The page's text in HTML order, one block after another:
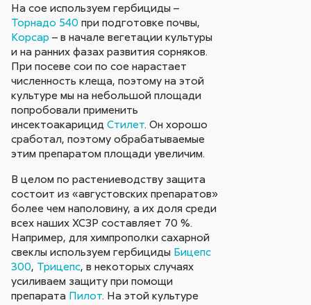
На сое используем гербициды –
Торнадо 540 при подготовке почвы,
Корсар – в начале вегетации культуры
и на ранних фазах развития сорняков.
При посеве сои по сое нарастает
численность клеща, поэтому на этой
культуре мы на небольшой площади
попробовали применить
инсектоакарицидСтилет. Он хорошо
сработал, поэтому обрабатываемые
этим препаратом площади увеличим.
В целом по растениеводству защита
состоит из «августовских препаратов»
более чем наполовину, а их доля среди
всех наших ХСЗР составляет 70 %.
Например, для химпрополки сахарной
свеклы используем гербициды Бицепс
300, Трицепс, в некоторых случаях
усиливаем защиту при помощи
препарата Пилот. На этой культуре